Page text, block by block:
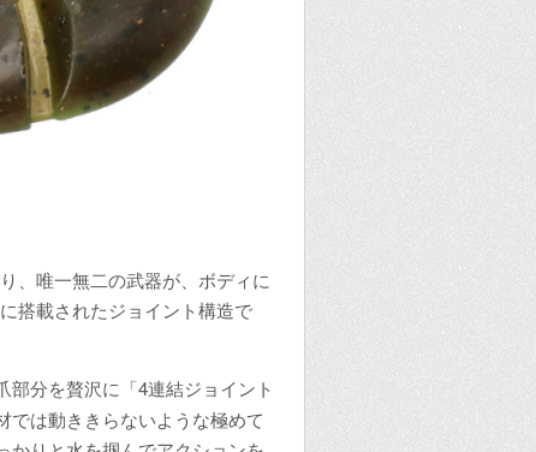
、唯一無二の武器が、ボディに
搭載されたジョイント構造で
部分を贅沢に「4連結ジョイント
では動ききらないような極めて